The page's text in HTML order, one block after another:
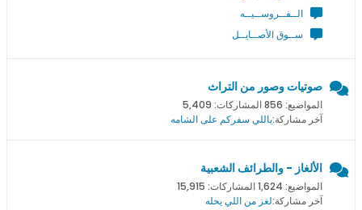
الــفــروســيــه
ســوق الأصــايــل
صوتيات وصور من التراث
المواضيع: 856 المشاركات: 5,409
آخر مشاركة:ياللي سفركم على الشامه
الألغاز - والطرائف الشعبية
المواضيع: 1,624 المشاركات: 15,915
آخر مشاركة:لغز من اللي يحله